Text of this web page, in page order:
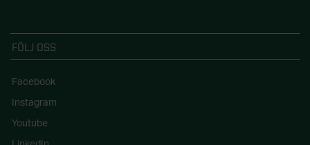
FÖLJ OSS
Facebook
Instagram
Youtube